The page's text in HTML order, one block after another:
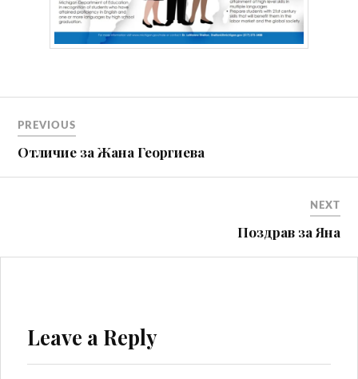
PREVIOUS
Отличие за Жана Георгиева
NEXT
Поздрав за Яна
Leave a Reply